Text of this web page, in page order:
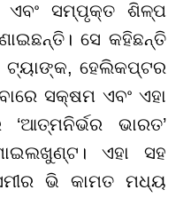
ଏବଂ ସମ୍ପୃକ୍ତ ଶିଳ୍ପ
ସେ କହିଛନ୍ତି
ହେଲିକପ୍ଟର
ସକ୍ଷମ ଏବଂ ଏହା
ଭାରତ’
ଏହା ସହ
ଭି କାମତ ମଧ୍ୟ